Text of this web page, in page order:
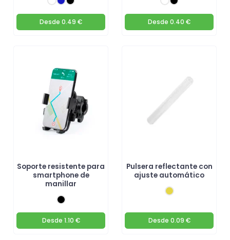
Desde 0.49 € Desde 0.40 €
Soporte resistente para
smartphone de
manillar
Desde 1.10 €
Pulsera reflectante con
ajuste automático
Desde 0.09 €